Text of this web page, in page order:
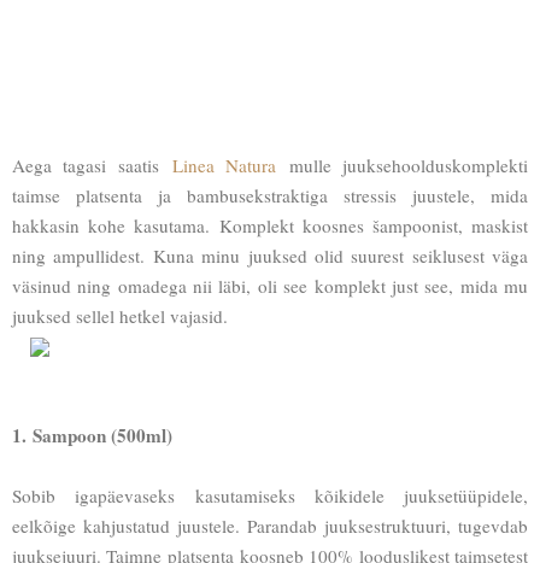
Aega tagasi saatis Linea Natura mulle juuksehoolduskomplekti
taimse platsenta ja bambusekstraktiga stressis juustele, mida
hakkasin kohe kasutama. Komplekt koosnes šampoonist, maskist
ning ampullidest. Kuna minu juuksed olid suurest seiklusest väga
väsinud ning omadega nii läbi, oli see komplekt just see, mida mu
juuksed sellel hetkel vajasid.
1. Sampoon (500ml)
Sobib igapäevaseks kasutamiseks kõikidele juuksetüüpidele,
eelkõige kahjustatud juustele. Parandab juuksestruktuuri, tugevdab
juuksejuuri. Taimne platsenta koosneb 100% looduslikest taimsetest